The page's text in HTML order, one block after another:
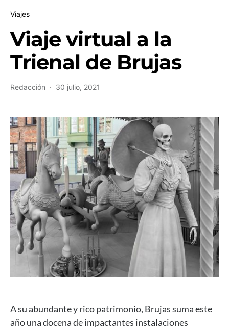
Viajes
Viaje virtual a la
Trienal de Brujas
Redacción 30 julio, 2021
A su abundante y rico patrimonio, Brujas suma este
año una docena de impactantes instalaciones